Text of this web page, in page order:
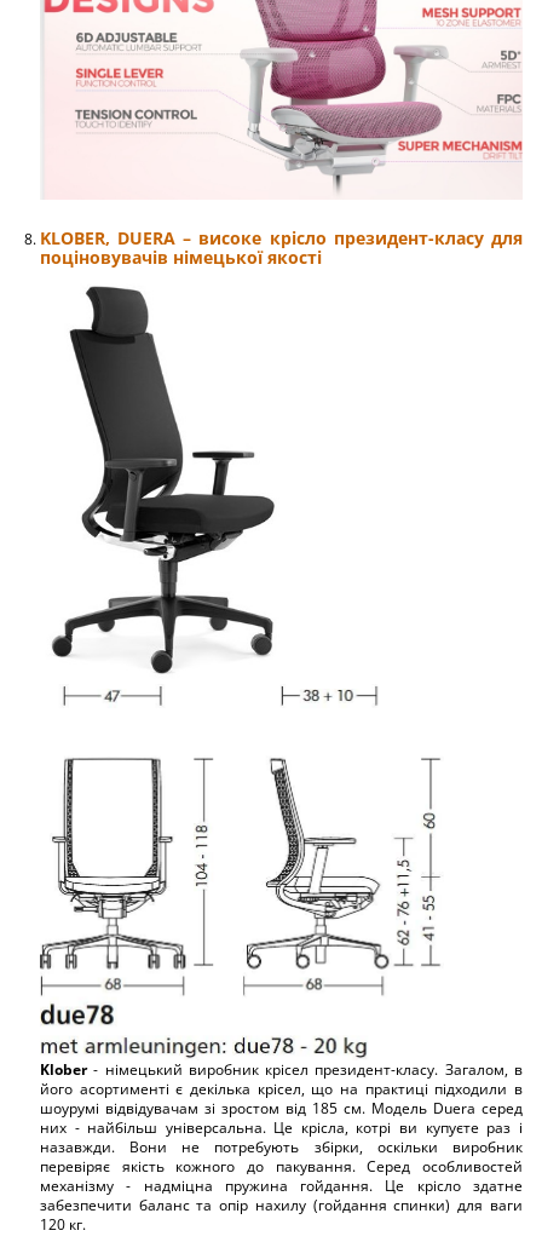
KLOBER, DUERA – високе крісло президент-класу для
поціновувачів німецької якості
Klober- німецький виробник крісел президент-класу. Загалом, в
його асортименті є декілька крісел, що на практиці підходили в
шоурумі відвідувачам зі зростом від 185 см. Модель Duera серед
них - найбільш універсальна. Це крісла, котрі ви купуєте раз і
назавжди. Вони не потребують збірки, оскільки виробник
перевіряє якість кожного до пакування. Серед особливостей
механізму - надміцна пружина гойдання. Це крісло здатне
забезпечити баланс та опір нахилу (гойдання спинки) для ваги
120 кг.